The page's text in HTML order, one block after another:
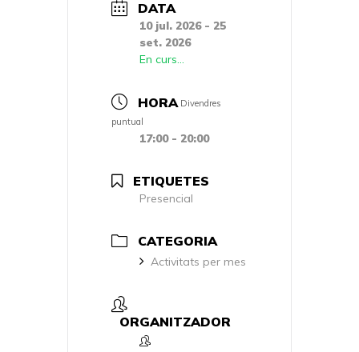
DATA
10 jul. 2026- 25
set. 2026
En curs...
HORA Divendres
puntual
17:00 - 20:00
ETIQUETES
Presencial
CATEGORIA
Activitats per mes
ORGANITZADOR